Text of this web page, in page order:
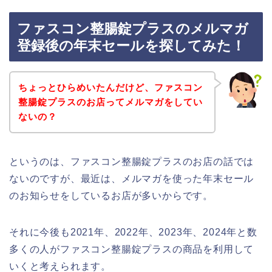
ファスコン整腸錠プラスのメルマガ
登録後の年末セールを探してみた！
ちょっとひらめいたんだけど、ファスコン
整腸錠プラスのお店ってメルマガをしてい
ないの？
というのは、ファスコン整腸錠プラスのお店の話では
ないのですが、最近は、メルマガを使った年末セール
のお知らせをしているお店が多いからです。
それに今後も2021年、2022年、2023年、2024年と数
多くの人がファスコン整腸錠プラスの商品を利用して
いくと考えられます。